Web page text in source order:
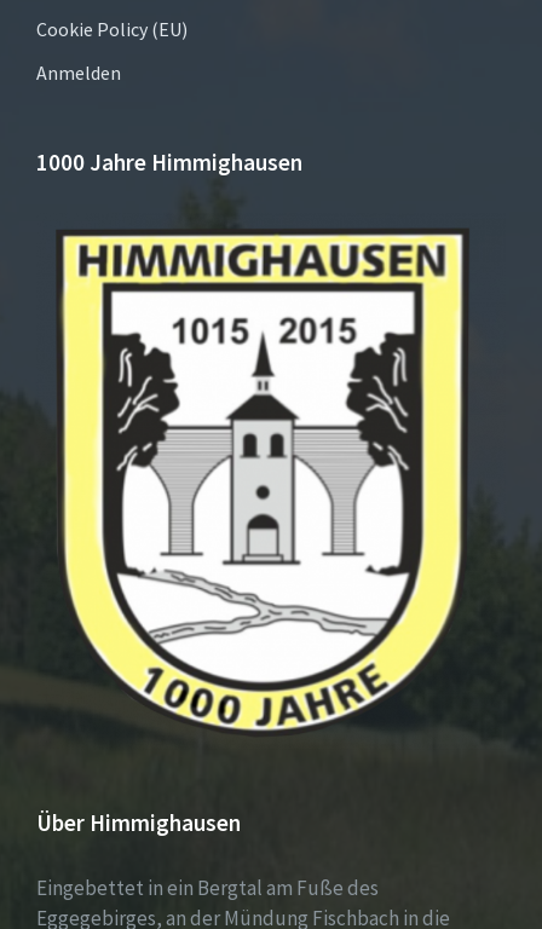
Cookie Policy (EU)
Anmelden
1000 Jahre Himmighausen
Über Himmighausen
Eingebettet in ein Bergtal am Fuße des
Eggegebirges, an der Mündung Fischbach in die